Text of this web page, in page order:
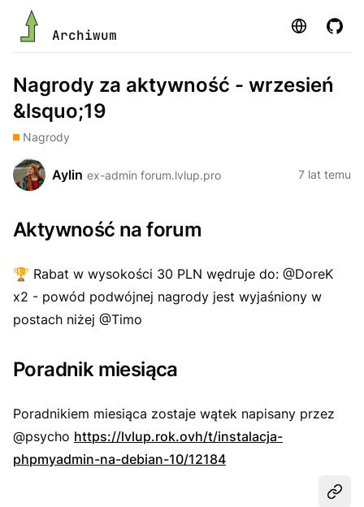
Archiwum Strona
Nagrody za aktywność - wrzesień
&lsquo;19
Nagrody
Aylin ex-admin forum.lvlup.pro 7 lat temu
Aktywność na forum
🏆 Rabat w wysokości 30 PLN wędruje do: @DoreK
x2 - powód podwójnej nagrody jest wyjaśniony w
postach niżej @Timo
Poradnik miesiąca
Poradnikiem miesiąca zostaje wątek napisany przez
@psycho https://lvlup.rok.ovh/t/instalacja-
phpmyadmin-na-debian-10/12184